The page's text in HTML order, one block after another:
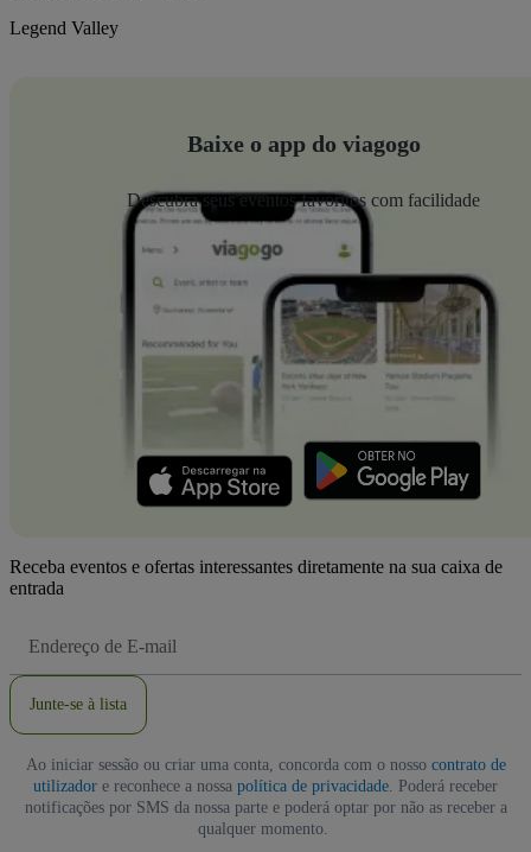
Legend Valley
Baixe o app do viagogo
Descubra seus eventos favoritos com facilidade
Receba eventos e ofertas interessantes diretamente na sua caixa de
entrada
de
Junte-se à lista
Ao iniciar sessão ou criar uma conta, concorda com o nosso contrato de
utilizador e reconhece a nossa política de privacidade. Poderá receber
notificações por SMS da nossa parte e poderá optar por não as receber a
qualquer momento.